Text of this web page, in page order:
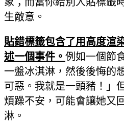
生敵意。
貼錯標籤包含了用高度渲
述一個事件。 例如一個節
一盤冰淇淋，然後後悔的
可惡。我就是一頭豬！」
煩躁不安，可能會讓她又
淋。